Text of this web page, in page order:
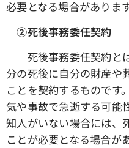
必要となる場合があります
➁死後事務委任契約
死後事務委任契約と
分の死後に自分の財産や
ことを契約するものです
気や事故で急逝する可能
知人がいない場合には、
ことが必要となる場合が